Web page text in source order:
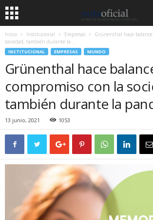
Inicio Institucional Empresas
Grünenthal hace
sociedad, también durante la...
INSTITUCIONAL EMPRESAS MUNDO
Grünenthal hace
compromiso con la
también durante la
13 junio, 2021 1053